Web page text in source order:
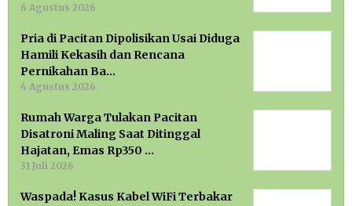
6 Agustus 2026
Pria di Pacitan Dipolisikan Usai Diduga
Hamili Kekasih dan Rencana
Pernikahan Ba…
4 Agustus 2026
Rumah Warga Tulakan Pacitan
Disatroni Maling Saat Ditinggal
Hajatan, Emas Rp350 …
31 Juli 2026
Waspada! Kasus Kabel WiFi Terbakar